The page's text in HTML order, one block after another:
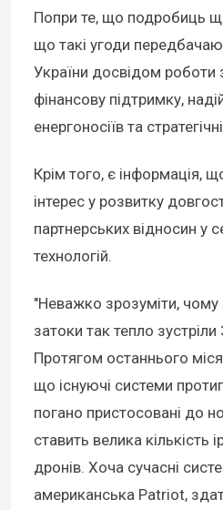
Попри те, що подробиць
що такі угоди
України досвідом роботи
фінансову підтримку,
енергоносіїв та
Крім того, є інформація,
інтерес у розвитку
партнерських відносин у
технологій.
"Неважко зрозуміти, чому
затоки так тепло
Протягом останнього
що існуючі системи
погано пристосовані до
ставить велика кількість
дронів. Хоча сучасні
американська Patriot,